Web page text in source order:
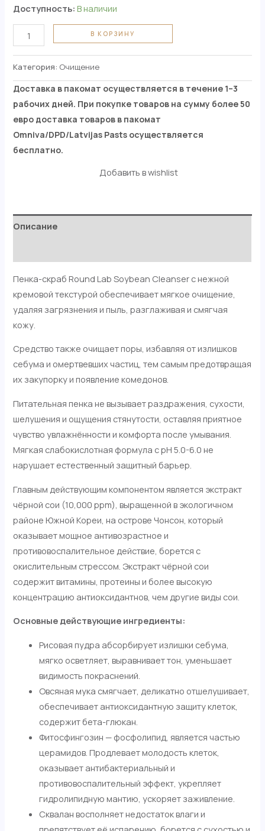
Доступность: В наличии
В КОРЗИНУ
Категория: Очищение
Доставка в пакомат осуществляется в течение 1–3
рабочих дней. При покупке товаров на сумму более 50
евро доставка товаров в пакомат
Omniva/DPD/Latvijas Pasts осуществляется
бесплатно.
Добавить в wishlist
Описание
Пенка-скраб Round Lab Soybean Cleanser с нежной
кремовой текстурой обеспечивает мягкое очищение,
удаляя загрязнения и пыль, разглаживая и смягчая
кожу.
Средство также очищает поры, избавляя от излишков
себума и омертвевших частиц, тем самым предотвращая
их закупорку и появление комедонов.
Питательная пенка не вызывает раздражения, сухости,
шелушения и ощущения стянутости, оставляя приятное
чувство увлажнённости и комфорта после умывания.
Мягкая слабокислотная формула с pH 5.0-6.0 не
нарушает естественный защитный барьер.
Главным действующим компонентом является экстракт
чёрной сои (10,000 ppm), выращенной в экологичном
районе Южной Кореи, на острове Чонсон, который
оказывает мощное антивозрастное и
противовоспалительное действие, борется с
окислительным стрессом. Экстракт чёрной сои
содержит витамины, протеины и более высокую
концентрацию антиоксидантнов, чем другие виды сои.
Основные действующие ингредиенты:
Рисовая пудра абсорбирует излишки себума,
мягко осветляет, выравнивает тон, уменьшает
видимость покраснений.
Овсяная мука смягчает, деликатно отшелушивает,
обеспечивает антиоксидантную защиту клеток,
содержит бета-глюкан.
Фитосфингозин — фосфолипид, является частью
церамидов. Продлевает молодость клеток,
оказывает антибактериальный и
противовоспалительный эффект, укрепляет
гидролипидную мантию, ускоряет заживление.
Сквалан восполняет недостаток влаги и